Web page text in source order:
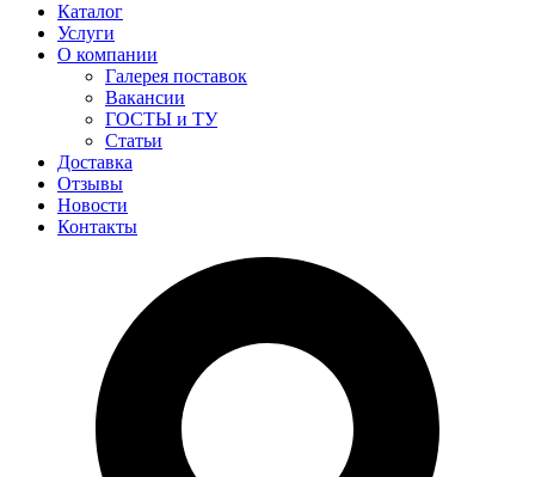
Каталог
Услуги
О компании
Галерея поставок
Вакансии
ГОСТЫ и ТУ
Статьи
Доставка
Отзывы
Новости
Контакты